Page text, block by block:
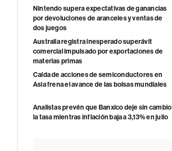
Nintendo supera expectativas de ganancias
por devoluciones de aranceles y ventas de
dos juegos
Australia registra inesperado superávit
comercial impulsado por exportaciones de
materias primas
Caída de acciones de semiconductores en
Asia frena el avance de las bolsas mundiales
Analistas prevén que Banxico deje sin cambio
la tasa mientras inflación baja a 3,13% en julio